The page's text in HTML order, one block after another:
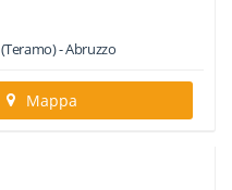
(Teramo) -Abruzzo
Mappa